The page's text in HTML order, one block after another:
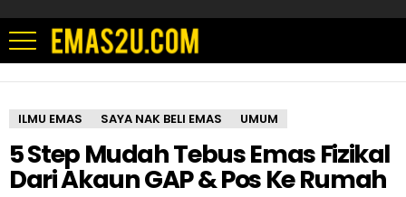
ILMU EMAS SAYA NAK BELI EMAS UMUM
5 Step Mudah Tebus Emas Fizikal
Dari Akaun GAP & Pos Ke Rumah